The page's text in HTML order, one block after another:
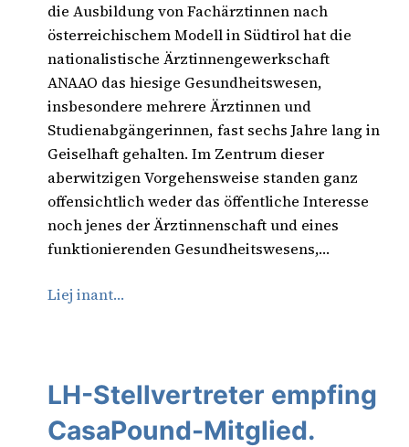
die Ausbildung von Fachärztinnen nach
österreichischem Modell in Südtirol hat die
nationalistische Ärztinnengewerkschaft
ANAAO das hiesige Gesundheitswesen,
insbesondere mehrere Ärztinnen und
Studienabgängerinnen, fast sechs Jahre lang in
Geiselhaft gehalten. Im Zentrum dieser
aberwitzigen Vorgehensweise standen ganz
offensichtlich weder das öffentliche Interesse
noch jenes der Ärztinnenschaft und eines
funktionierenden Gesundheitswesens,…
Liej inant…
LH-Stellvertreter empfing
CasaPound-Mitglied.